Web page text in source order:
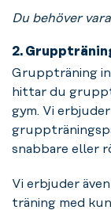
Du behöver
2.
Gruppträning
hittar du
gym. Vi
snabbare eller
Vi erbjuder även
träning med